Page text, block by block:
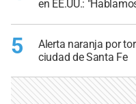
en EE.UU.:
5
Alerta naranja por
ciudad de Santa Fe